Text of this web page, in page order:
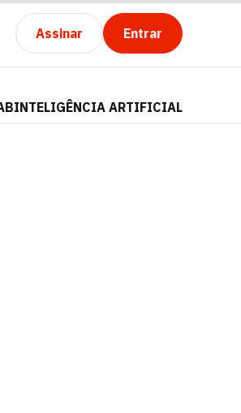
Assinar Entrar
INTELIGÊNCIA ARTIFICIAL